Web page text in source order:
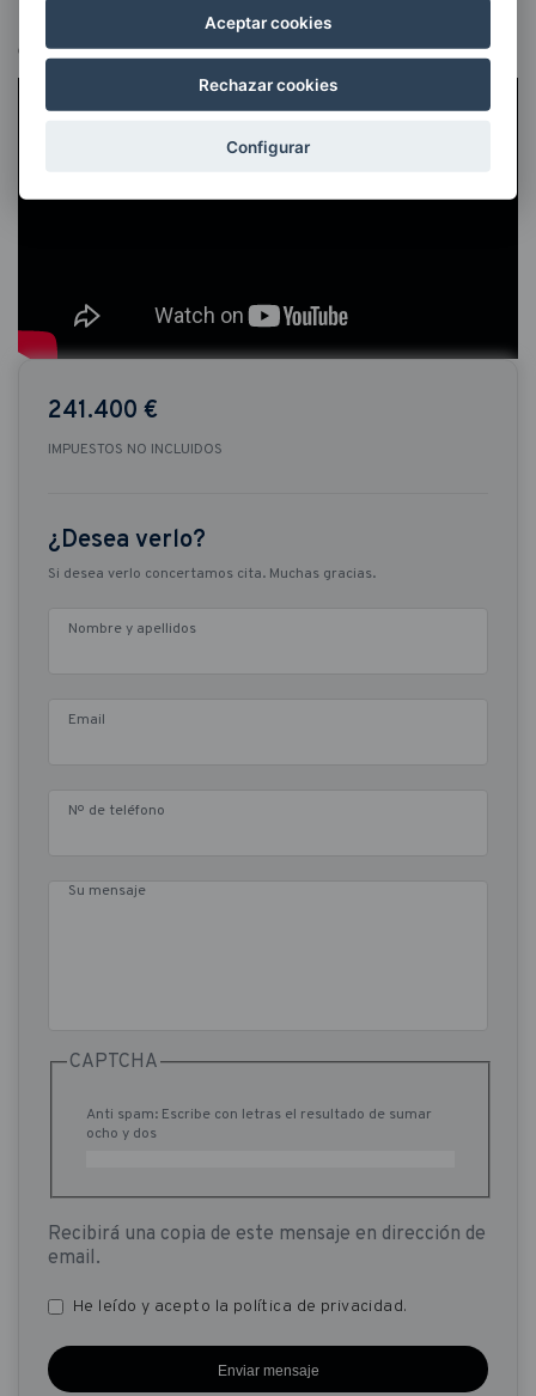
CONSULTE LA OFERTA MARINA ELKANO
241.400 €
IMPUESTOS NO INCLUIDOS
¿Desea verlo?
Si desea verlo concertamos cita. Muchas gracias.
Nombre y apellidos
Email
Nº de teléfono
Su mensaje
CAPTCHA
Anti spam: Escribe con letras el resultado de sumar
ocho y dos
Recibirá una copia de este mensaje en dirección de
email.
Privacidad
He leído y acepto la política de privacidad.
Aceptar cookies
Rechazar cookies
Configurar